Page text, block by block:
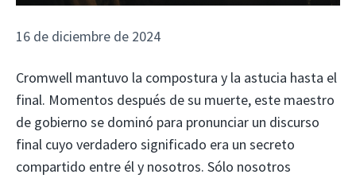
16 de diciembre de 2024
Cromwell mantuvo la compostura y la astucia hasta el
final. Momentos después de su muerte, este maestro
de gobierno se dominó para pronunciar un discurso
final cuyo verdadero significado era un secreto
compartido entre él y nosotros. Sólo nosotros